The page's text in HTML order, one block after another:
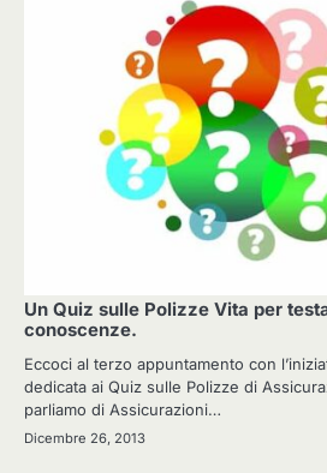
Un Quiz sulle Polizze Vita per
conoscenze.
Eccoci al terzo appuntamento con
dedicata ai Quiz sulle Polizze di
parliamo di Assicurazioni…
Dicembre 26, 2013